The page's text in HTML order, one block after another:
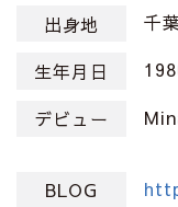
出身地 千
生年月日
デビュー
BLOG